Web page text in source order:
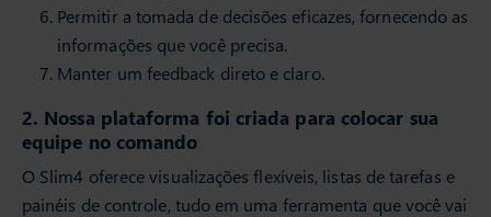
Permitir a tomada de decisões eficazes, fornecendo as
informações que você precisa.
Manter um feedback direto e claro.
2. Nossa plataforma foi criada para colocar sua
equipe no comando
O Slim4 oferece visualizações flexíveis, listas de tarefas e
painéis de controle, tudo em uma ferramenta que você vai